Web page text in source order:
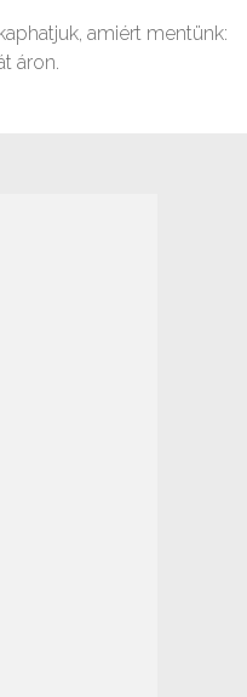
amiért mentünk:
áron.